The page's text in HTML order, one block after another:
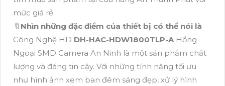
mức giá rẻ.
🔖 Nhìn những đặc điểm của thiết bị có thể nói là
Công Nghệ HD DH-HAC-HDW1800TLP-A Hồng
Ngoại SMD Camera An Ninh là một sản phẩm chất
lượng và đáng tin cậy. Với những tính năng tối ưu
như hình ảnh xem ban đêm sáng đẹp, xử lý hình